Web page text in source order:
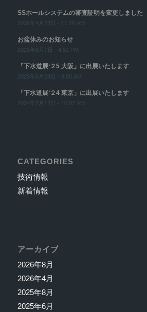
SSホールシステムの審査証明を変更しました
2026年4月23日 - 11:26 AM
お盆休みのお知らせ
2025年8月7日 - 4:52 PM
「下水道展‘２5 大阪」に出展いたします
2025年6月24日 - 9:00 AM
「下水道展‘２4 東京」に出展いたします
2024年7月12日 - 10:02 AM
CATEGORIES
技術情報
新着情報
アーカイブ
2026年8月
2026年4月
2025年8月
2025年6月